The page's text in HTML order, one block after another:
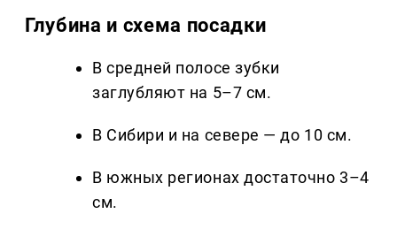
Глубина и схема посадки
В средней полосе зубки
заглубляют на 5–7 см.
В Сибири и на севере — до 10 см.
В южных регионах достаточно 3–4
см.